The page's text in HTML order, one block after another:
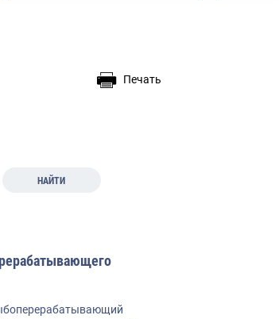
Печать
НАЙТИ